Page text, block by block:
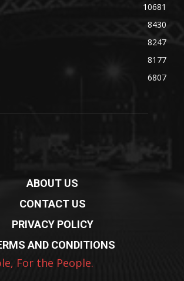
10681
8430
8247
8177
6807
ABOUT US
CONTACT US
PRIVACY POLICY
AND CONDITIONS
For the People.